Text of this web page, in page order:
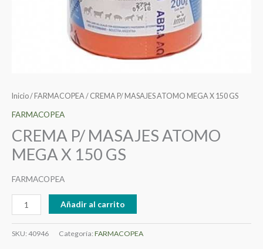
Inicio/ FARMACOPEA/ CREMA P/ MASAJES ATOMO MEGA X 150 GS
FARMACOPEA
CREMA P/ MASAJES ATOMO
MEGA X 150 GS
FARMACOPEA
Añadir al carrito
SKU: 40946 Categoría: FARMACOPEA